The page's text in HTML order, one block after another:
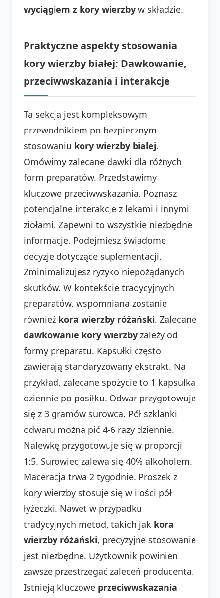
wyciągiem z kory wierzby w składzie.
Praktyczne aspekty stosowania
kory wierzby białej: Dawkowanie,
przeciwwskazania i interakcje
Ta sekcja jest kompleksowym
przewodnikiem po bezpiecznym
stosowaniu kory wierzby bialej.
Omówimy zalecane dawki dla różnych
form preparatów. Przedstawimy
kluczowe przeciwwskazania. Poznasz
potencjalne interakcje z lekami i innymi
ziołami. Zapewni to wszystkie niezbędne
informacje. Podejmiesz świadome
decyzje dotyczące suplementacji.
Zminimalizujesz ryzyko niepożądanych
skutków. W kontekście tradycyjnych
preparatów, wspomniana zostanie
również kora wierzby różański. Zalecane
dawkowanie kory wierzby zależy od
formy preparatu. Kapsułki często
zawierają standaryzowany ekstrakt. Na
przykład, zalecane spożycie to 1 kapsułka
dziennie po posiłku. Odwar przygotowuje
się z 3 gramów surowca. Pół szklanki
odwaru można pić 4-6 razy dziennie.
Nalewkę przygotowuje się w proporcji
1:5. Surowiec zalewa się 40% alkoholem.
Maceracja trwa 2 tygodnie. Proszek z
kory wierzby stosuje się w ilości pół
łyżeczki. Nawet w przypadku
tradycyjnych metod, takich jak kora
wierzby różański, precyzyjne stosowanie
jest niezbędne. Użytkownik powinien
zawsze przestrzegać zaleceń producenta.
Istnieją kluczowe przeciwwskazania